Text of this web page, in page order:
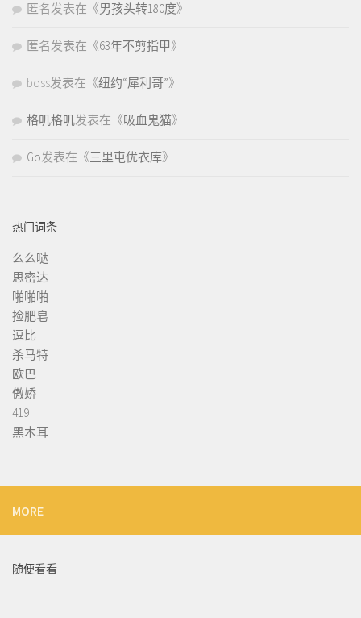
匿名发表在《男孩头转180度》
匿名发表在《63年不剪指甲》
boss发表在《纽约“犀利哥”》
格叽格叽发表在《吸血鬼猫》
Go发表在《三里屯优衣库》
热门词条
么么哒
思密达
啪啪啪
捡肥皂
逗比
杀马特
欧巴
傲娇
419
黑木耳
MORE
随便看看